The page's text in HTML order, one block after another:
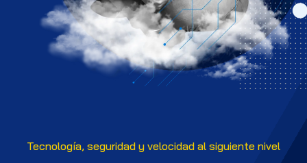
Tecnología, seguridad y velocidad al siguiente nivel